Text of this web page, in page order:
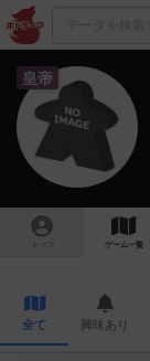
皇帝
トップ ゲーム一覧
全て 興味あり